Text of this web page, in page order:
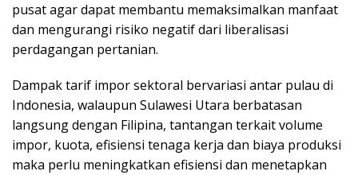
pusat agar dapat membantu memaksimalkan manfaat
dan mengurangi risiko negatif dari liberalisasi
perdagangan pertanian.
Dampak tarif impor sektoral bervariasi antar pulau di
Indonesia, walaupun Sulawesi Utara berbatasan
langsung dengan Filipina, tantangan terkait volume
impor, kuota, efisiensi tenaga kerja dan biaya produksi
maka perlu meningkatkan efisiensi dan menetapkan